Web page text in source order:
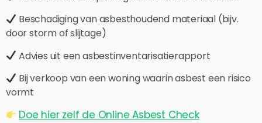
Beschadiging van asbesthoudend materiaal (bijv.
door storm of slijtage)
Advies uit een asbestinventarisatierapport
Bij verkoop van een woning waarin asbest een risico
vormt
Doe hier zelf de Online Asbest Check